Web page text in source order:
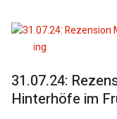
31.07.24:
Hinterhöfe im